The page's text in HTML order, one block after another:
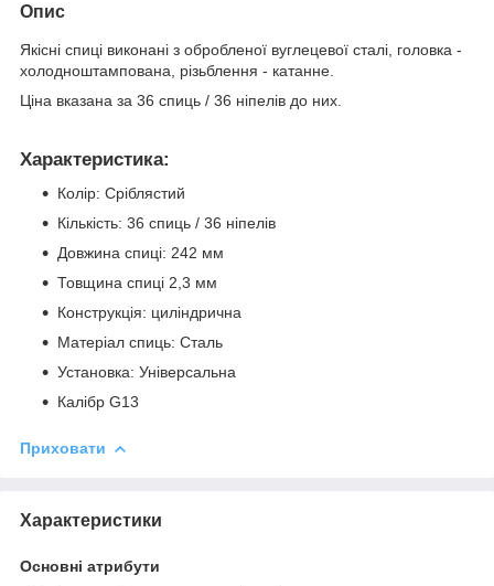
Опис
Якісні спиці виконані з обробленої вуглецевої сталі, головка -
холодноштампована, різьблення - катанне.
Ціна вказана за 36 спиць / 36 ніпелів до них.
Характеристика:
Колір: Сріблястий
Кількість: 36 спиць / 36 ніпелів
Довжина спиці: 242 мм
Товщина спиці 2,3 мм
Конструкція: циліндрична
Матеріал спиць: Сталь
Установка: Універсальна
Калібр G13
Приховати
Характеристики
Основні атрибути